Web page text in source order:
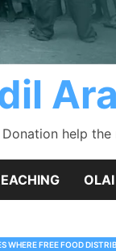
help the
WHERE FREE FOOD